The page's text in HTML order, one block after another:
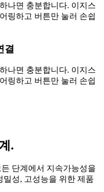
나면 충분합니다. 이지스
링하고 버튼만 눌러 손쉽
결
나면 충분합니다. 이지스
링하고 버튼만 눌러 손쉽
.
단계에서 지속가능성을
성, 고성능을 위한 제품